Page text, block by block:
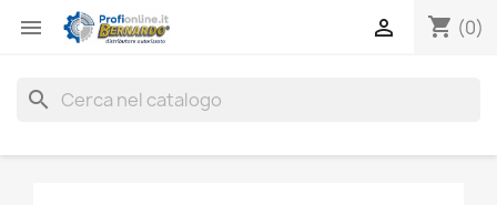
 shopping_cart (0)

search